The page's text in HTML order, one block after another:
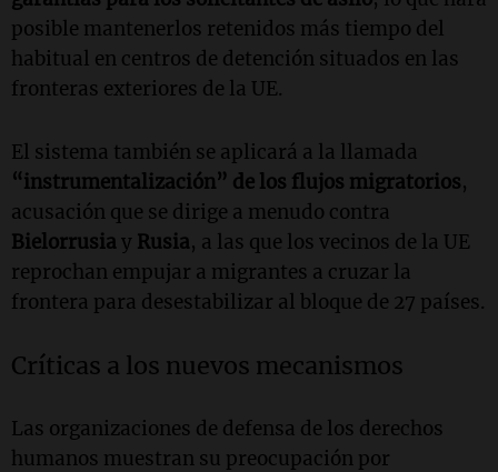
posible mantenerlos retenidos más tiempo del
habitual en centros de detención situados en las
fronteras exteriores de la UE.
El sistema también se aplicará a la llamada
“instrumentalización” de los flujos migratorios,
acusación que se dirige a menudo contra
Bielorrusia y Rusia, a las que los vecinos de la UE
reprochan empujar a migrantes a cruzar la
frontera para desestabilizar al bloque de 27 países.
Críticas a los nuevos mecanismos
Las organizaciones de defensa de los derechos
humanos muestran su preocupación por